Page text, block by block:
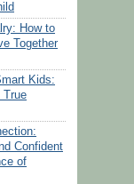
How to
Together
Kids:
True
Confident
of